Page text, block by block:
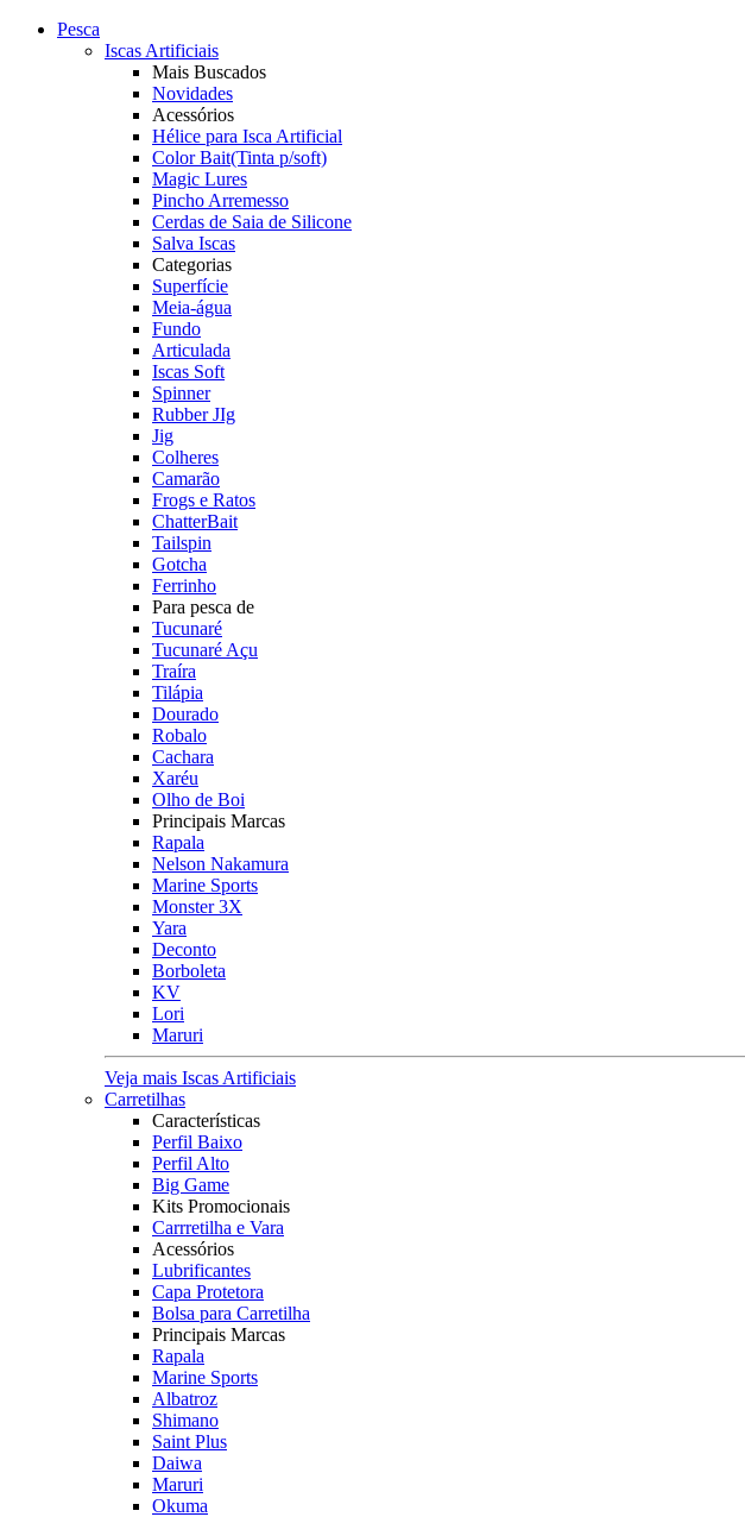
Pesca
Iscas Artificiais
Mais Buscados
Novidades
Acessórios
Hélice para Isca Artificial
Color Bait(Tinta p/soft)
Magic Lures
Pincho Arremesso
Cerdas de Saia de Silicone
Salva Iscas
Categorias
Superfície
Meia-água
Fundo
Articulada
Iscas Soft
Spinner
Rubber JIg
Jig
Colheres
Camarão
Frogs e Ratos
ChatterBait
Tailspin
Gotcha
Ferrinho
Para pesca de
Tucunaré
Tucunaré Açu
Traíra
Tilápia
Dourado
Robalo
Cachara
Xaréu
Olho de Boi
Principais Marcas
Rapala
Nelson Nakamura
Marine Sports
Monster 3X
Yara
Deconto
Borboleta
KV
Lori
Maruri
Veja mais Iscas Artificiais
Carretilhas
Características
Perfil Baixo
Perfil Alto
Big Game
Kits Promocionais
Carrretilha e Vara
Acessórios
Lubrificantes
Capa Protetora
Bolsa para Carretilha
Principais Marcas
Rapala
Marine Sports
Albatroz
Shimano
Saint Plus
Daiwa
Maruri
Okuma